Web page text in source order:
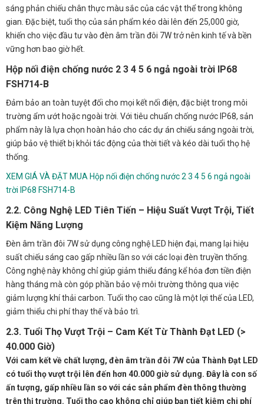
sáng phản chiếu chân thực màu sắc của các vật thể trong không
gian. Đặc biệt, tuổi thọ của sản phẩm kéo dài lên đến 25,000 giờ,
khiến cho việc đầu tư vào đèn âm trần đôi 7W trở nên kinh tế và bền
vững hơn bao giờ hết.
Hộp nối điện chống nước 2 3 4 5 6 ngả ngoài trời IP68
FSH714-B
Đảm bảo an toàn tuyệt đối cho mọi kết nối điện, đặc biệt trong môi
trường ẩm ướt hoặc ngoài trời. Với tiêu chuẩn chống nước IP68, sản
phẩm này là lựa chọn hoàn hảo cho các dự án chiếu sáng ngoài trời,
giúp bảo vệ thiết bị khỏi tác động của thời tiết và kéo dài tuổi thọ hệ
thống.
XEM GIÁ VÀ ĐẶT MUA Hộp nối điện chống nước 2 3 4 5 6 ngả ngoài
trời IP68 FSH714-B
2.2. Công Nghệ LED Tiên Tiến – Hiệu Suất Vượt Trội, Tiết
Kiệm Năng Lượng
Đèn âm trần đôi 7W sử dụng công nghệ LED hiện đại, mang lại hiệu
suất chiếu sáng cao gấp nhiều lần so với các loại đèn truyền thống.
Công nghệ này không chỉ giúp giảm thiểu đáng kể hóa đơn tiền điện
hàng tháng mà còn góp phần bảo vệ môi trường thông qua việc
giảm lượng khí thải carbon. Tuổi thọ cao cũng là một lợi thế của LED,
giảm thiểu chi phí thay thế và bảo trì.
2.3. Tuổi Thọ Vượt Trội – Cam Kết Từ Thành Đạt LED (>
40.000 Giờ)
Với cam kết về chất lượng, đèn âm trần đôi 7W của Thành Đạt LED
có tuổi thọ vượt trội lên đến hơn 40.000 giờ sử dụng. Đây là con số
ấn tượng, gấp nhiều lần so với các sản phẩm đèn thông thường
trên thị trường. Tuổi thọ cao không chỉ giúp bạn tiết kiệm chi phí